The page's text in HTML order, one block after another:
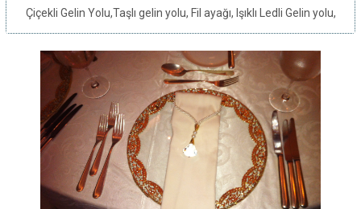
Çiçekli Gelin Yolu,Taşlı gelin yolu, Fil ayağı, Işıklı Ledli Gelin yolu,